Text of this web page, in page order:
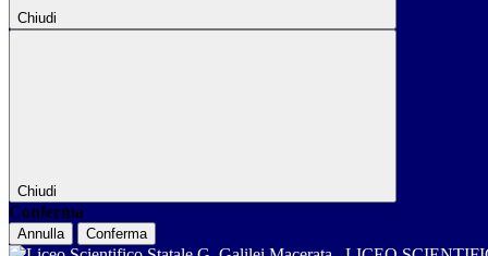
Chiudi
Chiudi
Conferma
Annulla Conferma